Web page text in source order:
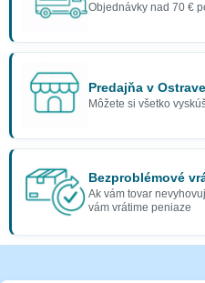
Objednávky nad 70 €
Predajňa v Ostrave
Môžete si všetko
Bezproblémové
Ak vám tovar
vám vrátime peniaze